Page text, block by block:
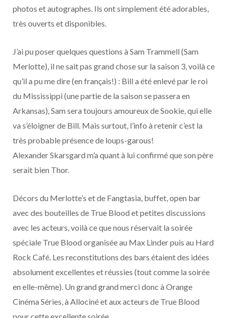
photos et autographes. Ils ont simplement été adorables,
très ouverts et disponibles.
J’ai pu poser quelques questions à Sam Trammell (Sam
Merlotte), il ne sait pas grand chose sur la saison 3, voilà ce
qu’il a pu me dire (en français!) : Bill a été enlevé par le roi
du Mississippi (une partie de la saison se passera en
Arkansas), Sam sera toujours amoureux de Sookie, qui elle
va s’éloigner de Bill. Mais surtout, l’info à retenir c’est la
très probable présence de loups-garous!
Alexander Skarsgard m’a quant à lui confirmé que son père
serait bien Thor.
Décors du Merlotte’s et de Fangtasia, buffet, open bar
avec des bouteilles de True Blood et petites discussions
avec les acteurs, voilà ce que nous réservait la soirée
spéciale True Blood organisée au Max Linder puis au Hard
Rock Café. Les reconstitutions des bars étaient des idées
absolument excellentes et réussies (tout comme la soirée
en elle-même). Un grand grand merci donc à Orange
Cinéma Séries, à Allociné et aux acteurs de True Blood